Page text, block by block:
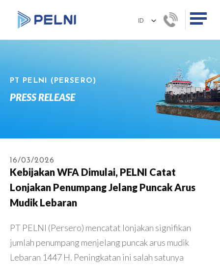
PT PELNI (PERSERO)
PRESS RELEASE
16/03/2026
Kebijakan WFA Dimulai, PELNI Catat
Lonjakan Penumpang Jelang Puncak Arus
Mudik Lebaran
PT PELNI (Persero) mencatat lonjakan signifikan
jumlah penumpang menjelang puncak arus mudik
Lebaran 1447 H. Peningkatan ini salah satunya